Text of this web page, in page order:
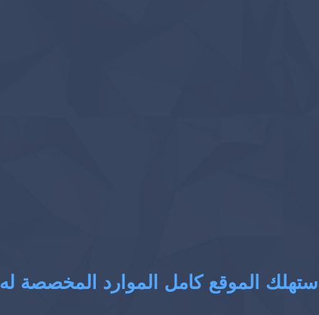
الموقع كامل الموارد المخصصة له